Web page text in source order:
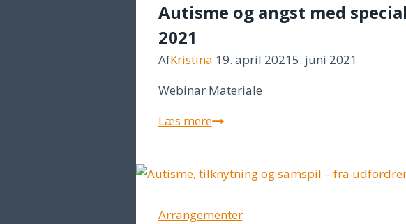
konsulent
23.
marts
Autisme og angst med
2021
AfKristina 19. april 20215. juni 2021
Webinar Materiale
Læs mereAutisme
med
konsulent
Arrangementer